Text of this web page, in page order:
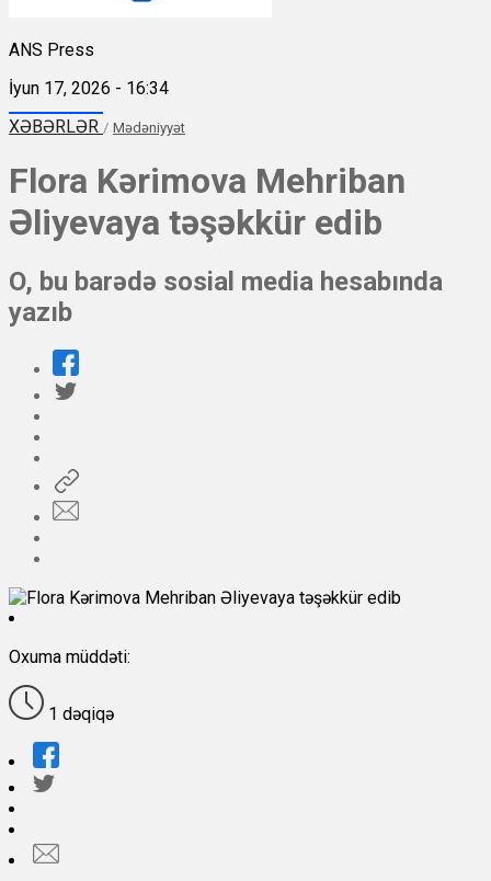
ANS Press
İyun 17, 2026 - 16:34
XƏBƏRLƏR / Mədəniyyət
Flora Kərimova Mehriban
Əliyevaya təşəkkür edib
O, bu barədə sosial media hesabında
yazıb
Oxuma müddəti:
1 dəqiqə